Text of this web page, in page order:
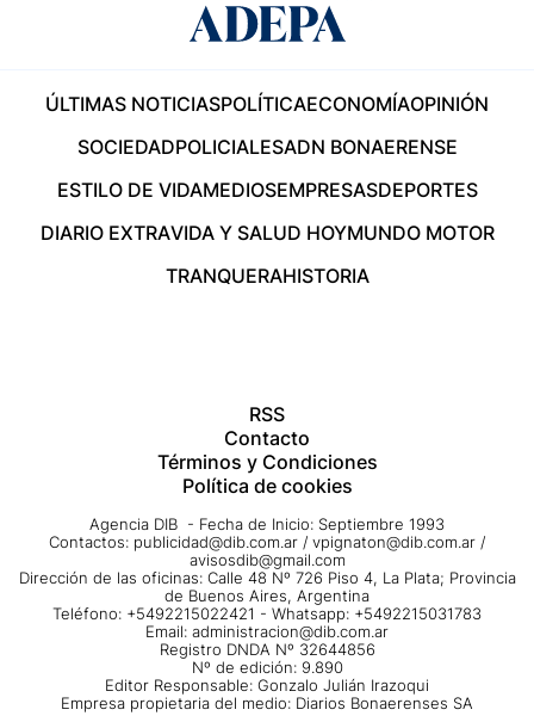
ÚLTIMAS NOTICIASPOLÍTICAECONOMÍAOPINIÓN
SOCIEDADPOLICIALESADN BONAERENSE
ESTILO DE VIDAMEDIOSEMPRESASDEPORTES
DIARIO EXTRAVIDA Y SALUD HOYMUNDO MOTOR
TRANQUERAHISTORIA
RSS
Contacto
Términos y Condiciones
Política de cookies
Agencia DIB - Fecha de Inicio: Septiembre 1993
Contactos: publicidad@dib.com.ar / vpignaton@dib.com.ar /
avisosdib@gmail.com
Dirección de las oficinas: Calle 48 Nº 726 Piso 4, La Plata; Provincia
de Buenos Aires, Argentina
Teléfono: +5492215022421 - Whatsapp: +5492215031783
Email: administracion@dib.com.ar
Registro DNDA Nº 32644856
Nº de edición: 9.890
Editor Responsable: Gonzalo Julián Irazoqui
Empresa propietaria del medio: Diarios Bonaerenses SA